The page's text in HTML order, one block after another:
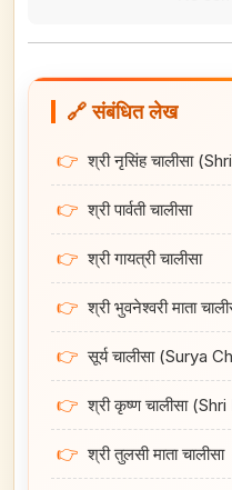
🔗 संबंधित लेख
👉 श्री नृसिंह चालीसा
👉 श्री पार्वती चालीसा
👉 श्री गायत्री चालीसा
👉 श्री भुवनेश्वरी माता
👉 सूर्य चालीसा (Surya
👉 श्री कृष्ण चालीसा
👉 श्री तुलसी माता चालीसा